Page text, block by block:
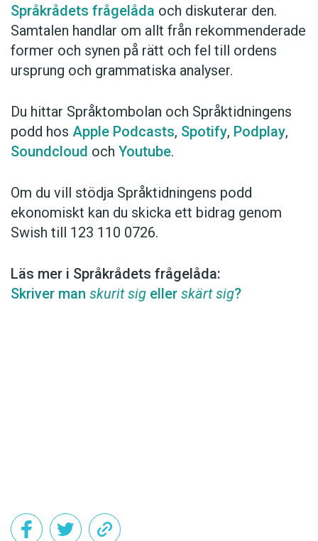
Språkrådets frågelåda och diskuterar den.
Samtalen handlar om allt från rekommenderade
former och synen på rätt och fel till ordens
ursprung och grammatiska analyser.
Du hittar Språktombolan och Språktidningens
podd hos Apple Podcasts, Spotify, Podplay,
Soundcloud och Youtube.
Om du vill stödja Språktidningens podd
ekonomiskt kan du skicka ett bidrag genom
Swish till 123 110 0726.
Läs mer i Språkrådets frågelåda:
Skriver man skurit sig eller skärt sig?
Det här innehållet kräver att du accepterar cookies.